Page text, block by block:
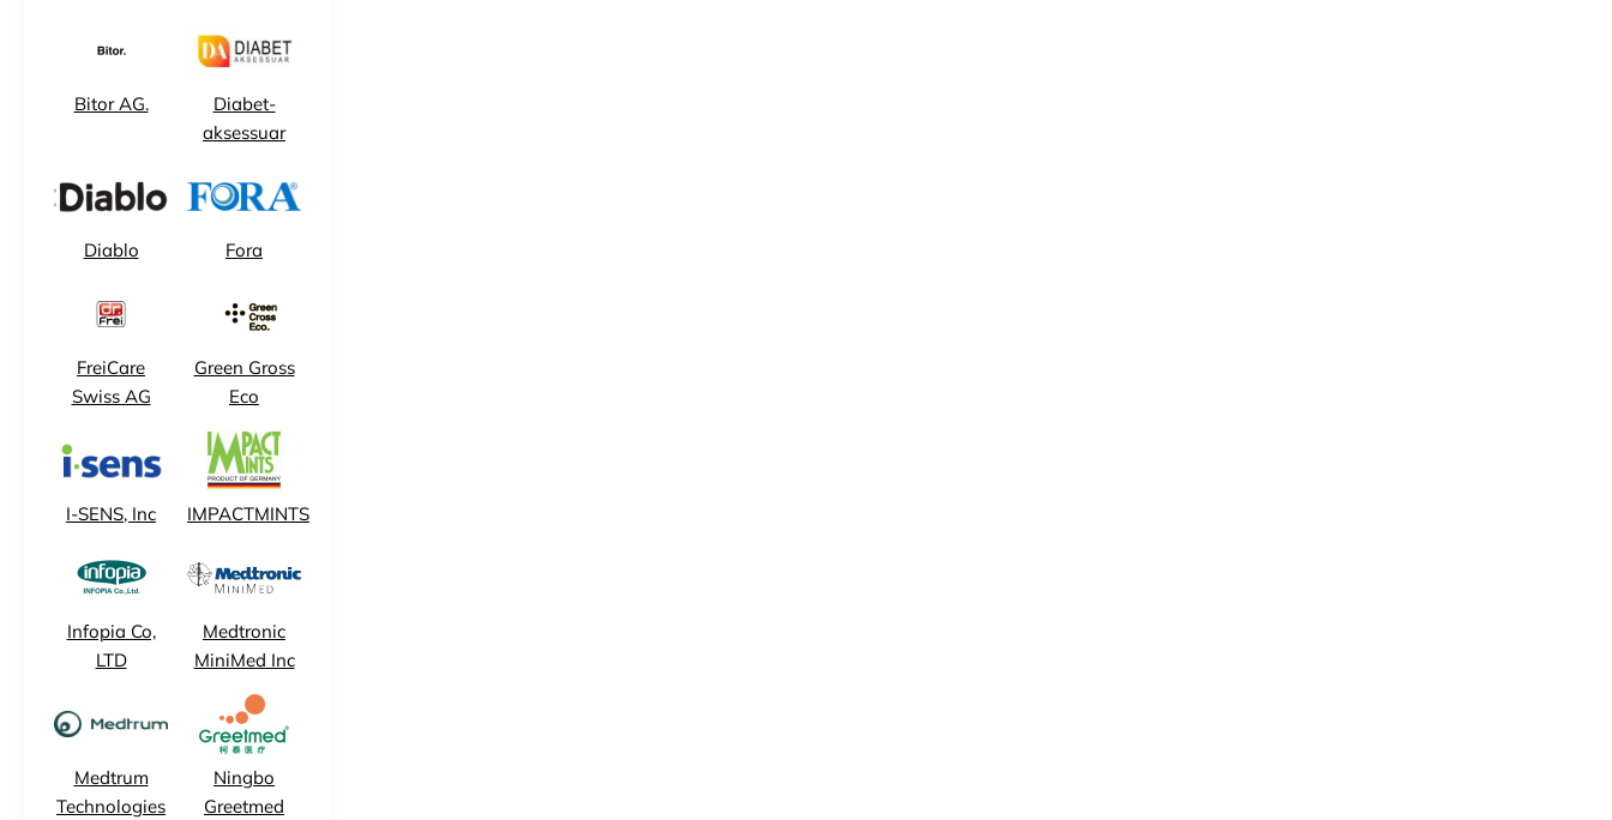
Bitor AG.
Diabet-
aksessuar
Diablo Fora
FreiCare
Swiss AG
Green Gross
Eco
I-SENS, Inc IMPACTMINTS
Infopia Co,
LTD
Medtronic
MiniMed Inc
Medtrum
Technologies
Ningbo
Greetmed